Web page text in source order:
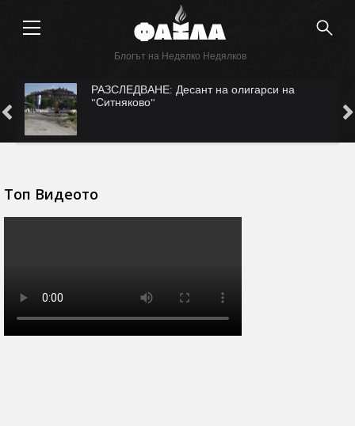
Блогът на Недялко Недялков
САМО ВЪВ "ФАКЛА": САЩ ни рекетират за
Безмер?
Топ Видеото